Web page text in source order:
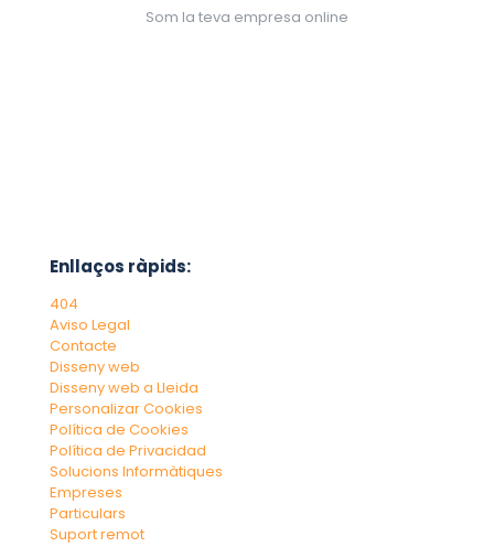
Som la teva empresa online
Enllaços ràpids:
404
Aviso Legal
Contacte
Disseny web
Disseny web a Lleida
Personalizar Cookies
Política de Cookies
Política de Privacidad
Solucions Informàtiques
Empreses
Particulars
Suport remot